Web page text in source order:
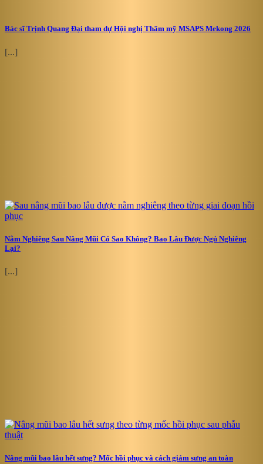
Bác sĩ Trịnh Quang Đại tham dự Hội nghị Thẩm mỹ MSAPS Mekong 2026
[...]
Nằm Nghiêng Sau Nâng Mũi Có Sao Không? Bao Lâu Được Ngủ Nghiêng
Lại?
[...]
Nâng mũi bao lâu hết sưng? Mốc hồi phục và cách giảm sưng an toàn